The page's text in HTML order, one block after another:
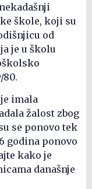
škole, koji su
od
je u školu
80.
imala
žalost zbog
se ponovo tek
godina ponovo
kako je
današnje